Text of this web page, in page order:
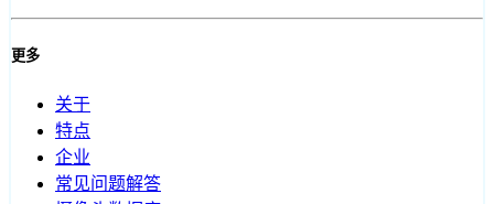
更多
关于
特点
企业
常见问题解答